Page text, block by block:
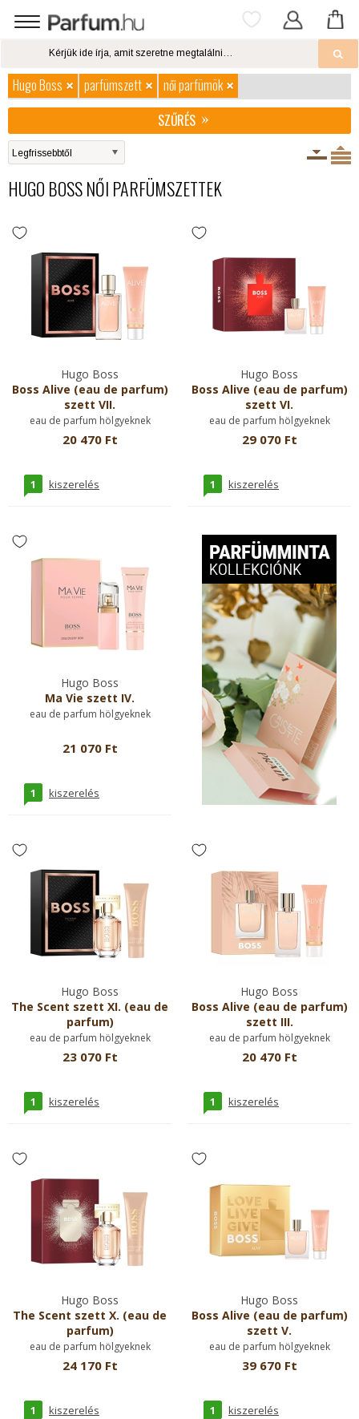
Hugo Boss parfümszett
női parfümök
SZŰRÉS
HUGO BOSS NŐI PARFÜMSZETTEK
Hugo Boss
Boss Alive (eau de parfum)
szett VII.
eau de parfum hölgyeknek
20 470 Ft
1 kiszerelés
Hugo Boss
Boss Alive (eau de parfum)
szett VI.
eau de parfum hölgyeknek
29 070 Ft
1 kiszerelés
Hugo Boss
Ma Vie szett IV.
eau de parfum hölgyeknek
21 070 Ft
1 kiszerelés
Hugo Boss
The Scent szett XI. (eau de
parfum)
eau de parfum hölgyeknek
23 070 Ft
1 kiszerelés
Hugo Boss
Boss Alive (eau de parfum)
szett III.
eau de parfum hölgyeknek
20 470 Ft
1 kiszerelés
Hugo Boss
The Scent szett X. (eau de
parfum)
eau de parfum hölgyeknek
24 170 Ft
1 kiszerelés
Hugo Boss
Boss Alive (eau de parfum)
szett V.
eau de parfum hölgyeknek
39 670 Ft
1 kiszerelés